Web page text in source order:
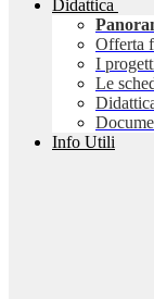
Didattica
Offerta
I
Le
Info Utili